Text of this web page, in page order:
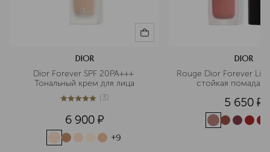
DIOR
Dior Forever SPF 20PA+++
Тональный крем для лица
5из 53 (3)
6 900 ¤
+9
DIOR
Rouge Dior Forever
стойкая помада
5 650 ¤